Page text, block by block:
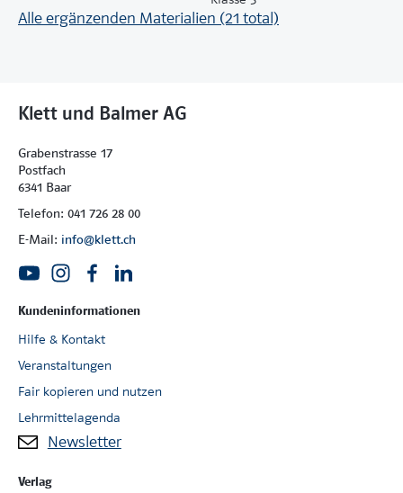
Alle ergänzenden Materialien (21 total)
Klett und Balmer AG
Grabenstrasse 17
Postfach
6341 Baar
Telefon: 041 726 28 00
E-Mail: info@klett.ch
Kundeninformationen
Hilfe & Kontakt
Veranstaltungen
Fair kopieren und nutzen
Lehrmittelagenda
Newsletter
Verlag